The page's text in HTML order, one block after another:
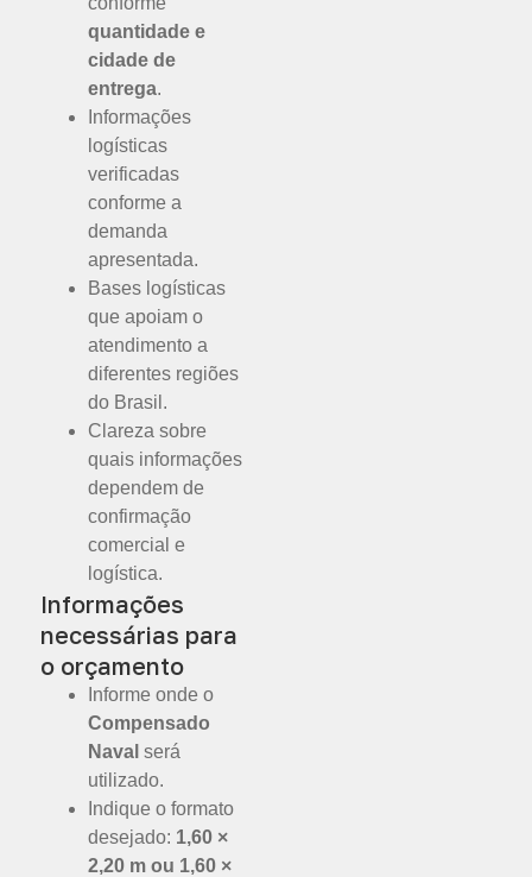
quantidade e
cidade de
entrega.
Informações
logísticas
verificadas
conforme a
demanda
apresentada.
Bases logísticas
que apoiam o
atendimento a
diferentes regiões
do Brasil.
Clareza sobre
quais informações
dependem de
confirmação
comercial e
logística.
Informações
necessárias para
o orçamento
Informe onde o
Compensado
Naval será
utilizado.
Indique o formato
desejado: 1,60 ×
2,20 m ou 1,60 ×